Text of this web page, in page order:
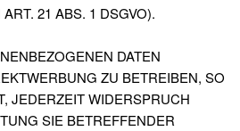
21 ABS. 1 DSGVO).
DATEN
ZU BETREIBEN, SO
JEDERZEIT WIDERSPRUCH
SIE BETREFFENDER